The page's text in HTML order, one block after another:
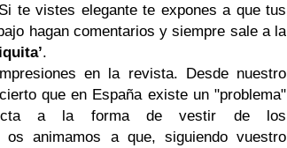
te vistes elegante te expones a que tus
hagan comentarios y siempre sale a la
.
en la revista. Desde nuestro
que en España existe un "problema"
a la forma de vestir de los
os animamos a que, siguiendo vuestro